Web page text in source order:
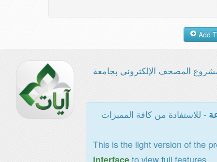
المصحف الإلكتروني بجامعة
- للاستفادة من كافة المميزات
This is the light version of the
to view full features